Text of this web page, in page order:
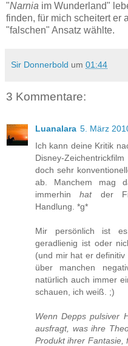
"Narnia im Wunderland"
finden, für mich scheitert er
"falschen" Ansatz wählte.
Sir Donnerbold um 01:44
3 Kommentare:
Luanalara 5. März
Ich kann deine Kritik
Disney-
doch sehr
ab. Manchem mag
immerhinhatder
Handlung. *g*
Mir persönlich ist
geradlienig ist oder
(und mir hat er
über manchen
natürlich auch immer
schauen, ich weiß. ;)
Wenn Depps pulsiver
ausfragt, was ihre
Produkt ihrer Fantasie,